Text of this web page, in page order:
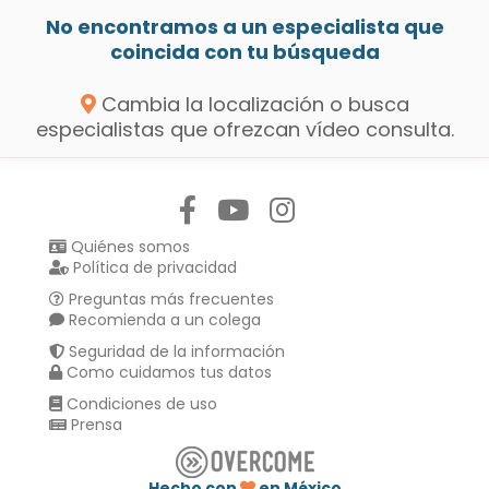
No encontramos a un especialista que
coincida con tu búsqueda
Cambia la localización o busca
especialistas que ofrezcan vídeo consulta.
Quiénes somos
Política de privacidad
Preguntas más frecuentes
Recomienda a un colega
Seguridad de la información
Como cuidamos tus datos
Condiciones de uso
Prensa